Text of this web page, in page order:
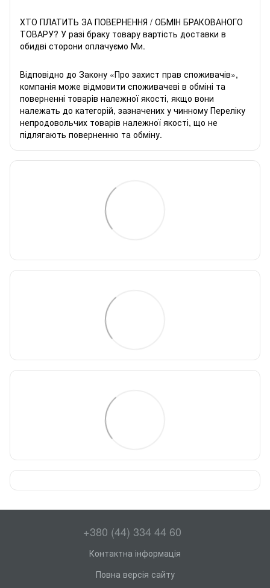
ХТО ПЛАТИТЬ ЗА ПОВЕРНЕННЯ / ОБМІН БРАКОВАНОГО
ТОВАРУ? У разі браку товару вартість доставки в
обидві сторони оплачуємо Ми.
Відповідно до Закону «Про захист прав споживачів»,
компанія може відмовити споживачеві в обміні та
поверненні товарів належної якості, якщо вони
належать до категорій, зазначених у чинному Переліку
непродовольчих товарів належної якості, що не
підлягають поверненню та обміну.
+380 (44) 334 44 60
Контактна інформація
Повна версія сайту